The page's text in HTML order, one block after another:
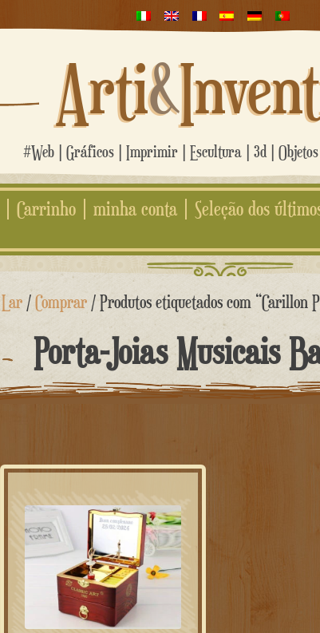
Arti&
#Web | Gráficos | Imprimir | Escultura | 3d |
Carrinho minha conta Seleção dos
Lar/Comprar/ Produtos etiquetados com “Carillon
Porta-Joias Musicais